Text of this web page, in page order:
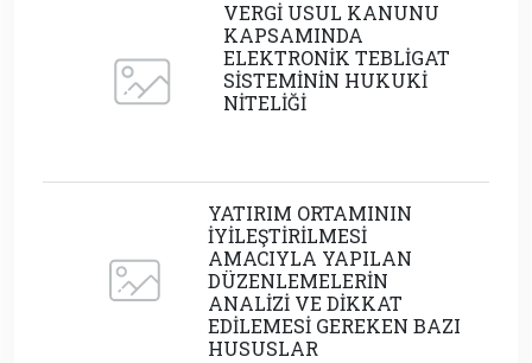
VERGİ USUL KANUNU
KAPSAMINDA
ELEKTRONİK TEBLİGAT
SİSTEMİNİN HUKUKİ
NİTELİĞİ
YATIRIM ORTAMININ
İYİLEŞTİRİLMESİ
AMACIYLA YAPILAN
DÜZENLEMELERİN
ANALİZİ VE DİKKAT
EDİLEMESİ GEREKEN BAZI
HUSUSLAR